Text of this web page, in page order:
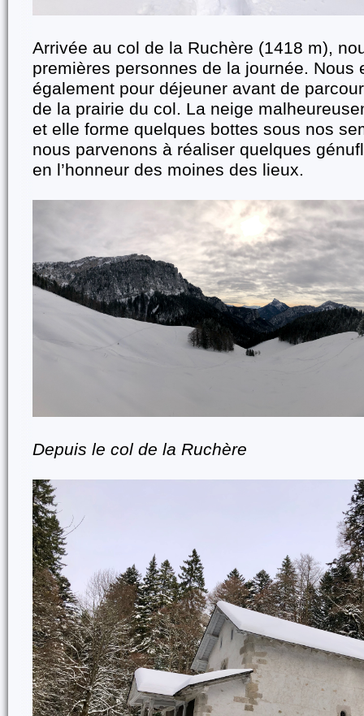
Arrivée au col de la Ruchère (1418 m),
premières personnes de la journée. Nous
également pour déjeuner avant de
de la prairie du col. La neige
et elle forme quelques bottes sous nos
nous parvenons à réaliser quelques
en l’honneur des moines des lieux.
Depuis le col de la Ruchère